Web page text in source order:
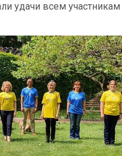
удачи всем участникам